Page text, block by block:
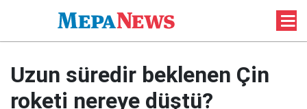
Uzun süredir beklenen Çin
roketi nereye düştü?